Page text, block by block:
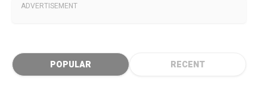
ADVERTISEMENT
POPULAR RECENT